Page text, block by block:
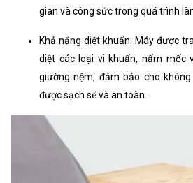
gian và công sức trong quá trình
Khả năng diệt khuẩn: Máy được
diệt các loại vi khuẩn, nấm mốc
giường nệm, đảm bảo cho
được sạch sẽ và an toàn.